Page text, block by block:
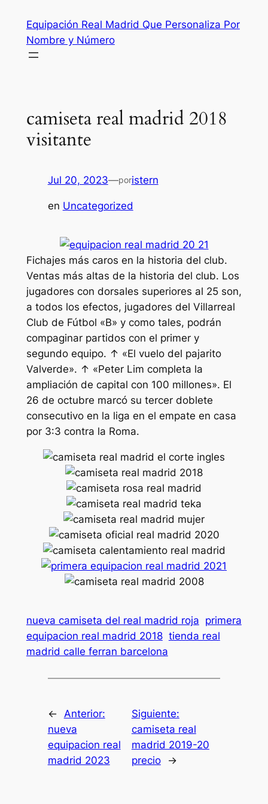
contenido
Equipación Real Madrid Que Personaliza Por
Nombre y Número
camiseta real madrid 2018
visitante
Jul 20, 2023—poristern
en Uncategorized
Fichajes más caros en la historia del club.
Ventas más altas de la historia del club. Los
jugadores con dorsales superiores al 25 son,
a todos los efectos, jugadores del Villarreal
Club de Fútbol «B» y como tales, podrán
compaginar partidos con el primer y
segundo equipo. ↑ «El vuelo del pajarito
Valverde». ↑ «Peter Lim completa la
ampliación de capital con 100 millones». El
26 de octubre marcó su tercer doblete
consecutivo en la liga en el empate en casa
por 3:3 contra la Roma.
nueva camiseta del real madrid roja primera
equipacion real madrid 2018 tienda real
madrid calle ferran barcelona
←
Anterior:
nueva
equipacion real
madrid 2023
Siguiente:
camiseta real
madrid 2019-20
precio
→